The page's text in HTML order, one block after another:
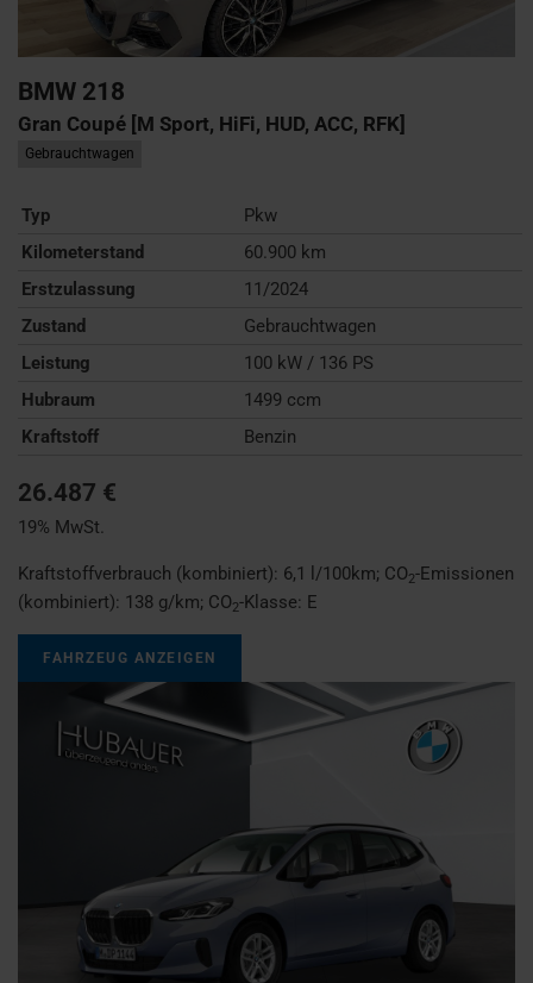
BMW 218
Gran Coupé [M Sport, HiFi, HUD, ACC, RFK]
Gebrauchtwagen
Typ
Pkw
Kilometerstand
60.900 km
Erstzulassung
11/2024
Zustand
Gebrauchtwagen
Leistung
100 kW / 136 PS
Hubraum
1499 ccm
Kraftstoff
Benzin
26.487 €
19% MwSt.
Kraftstoffverbrauch (kombiniert): 6,1 l/100km; CO2-Emissionen
(kombiniert): 138 g/km; CO2-Klasse: E
FAHRZEUG ANZEIGEN